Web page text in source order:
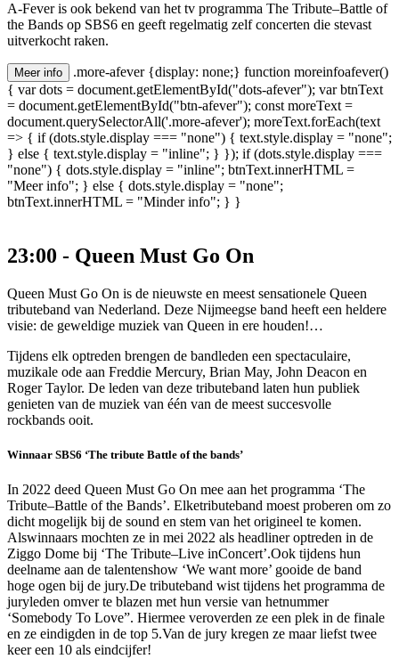
A-Fever is ook bekend van het tv programma The Tribute–Battle of
the Bands op SBS6 en geeft regelmatig zelf concerten die stevast
uitverkocht raken.
Meer info
.more-afever {display: none;} function moreinfoafever()
{ var dots = document.getElementById("dots-afever"); var btnText
= document.getElementById("btn-afever"); const moreText =
document.querySelectorAll('.more-afever'); moreText.forEach(text
=> { if (dots.style.display === "none") { text.style.display = "none";
} else { text.style.display = "inline"; } }); if (dots.style.display ===
"none") { dots.style.display = "inline"; btnText.innerHTML =
"Meer info"; } else { dots.style.display = "none";
btnText.innerHTML = "Minder info"; } }
23:00 - Queen Must Go On
Queen Must Go On is de nieuwste en meest sensationele Queen
tributeband van Nederland. Deze Nijmeegse band heeft een heldere
visie: de geweldige muziek van Queen in ere houden!…
Tijdens elk optreden brengen de bandleden een spectaculaire,
muzikale ode aan Freddie Mercury, Brian May, John Deacon en
Roger Taylor. De leden van deze tributeband laten hun publiek
genieten van de muziek van één van de meest succesvolle
rockbands ooit.
Winnaar SBS6 ‘The tribute Battle of the bands’
In 2022 deed Queen Must Go On mee aan het programma ‘The
Tribute–Battle of the Bands’. Elketributeband moest proberen om zo
dicht mogelijk bij de sound en stem van het origineel te komen.
Alswinnaars mochten ze in mei 2022 als headliner optreden in de
Ziggo Dome bij ‘The Tribute–Live inConcert’.Ook tijdens hun
deelname aan de talentenshow ‘We want more’ gooide de band
hoge ogen bij de jury.De tributeband wist tijdens het programma de
juryleden omver te blazen met hun versie van hetnummer
‘Somebody To Love”. Hiermee veroverden ze een plek in de finale
en ze eindigden in de top 5.Van de jury kregen ze maar liefst twee
keer een 10 als eindcijfer!